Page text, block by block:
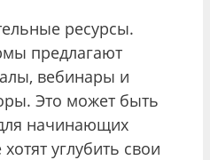
ресурсы.
предлагают
вебинары и
Это может быть
начинающих
углубить свои